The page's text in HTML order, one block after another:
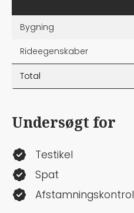
Bygning
Rideegenskaber
Total
Undersøgt for
Testikel
Spat
Afstamningskontrol